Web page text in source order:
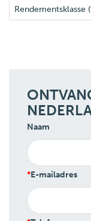
Rendementsklasse
Naam
E-mailadres